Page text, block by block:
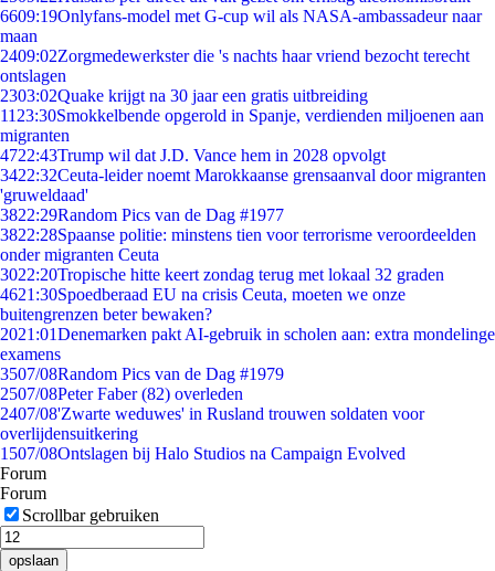
6609:19Onlyfans-model met G-cup wil als NASA-ambassadeur naar
maan
2409:02Zorgmedewerkster die 's nachts haar vriend bezocht terecht
ontslagen
2303:02Quake krijgt na 30 jaar een gratis uitbreiding
11 23:30Smokkelbende opgerold in Spanje, verdienden miljoenen aan
migranten
4722:43Trump wil dat J.D. Vance hem in 2028 opvolgt
3422:32Ceuta-leider noemt Marokkaanse grensaanval door migranten
'gruweldaad'
3822:29Random Pics van de Dag #1977
3822:28Spaanse politie: minstens tien voor terrorisme veroordeelden
onder migranten Ceuta
3022:20Tropische hitte keert zondag terug met lokaal 32 graden
4621:30Spoedberaad EU na crisis Ceuta, moeten we onze
buitengrenzen beter bewaken?
2021:01Denemarken pakt AI-gebruik in scholen aan: extra mondelinge
examens
3507/08Random Pics van de Dag #1979
2507/08Peter Faber (82) overleden
2407/08'Zwarte weduwes' in Rusland trouwen soldaten voor
overlijdensuitkering
1507/08Ontslagen bij Halo Studios na Campaign Evolved
Forum
Forum
Scrollbar gebruiken
opslaan